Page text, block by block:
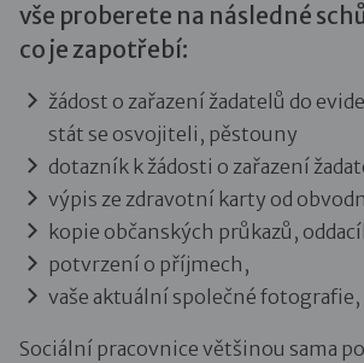
vše proberete na následné
co je zapotřebí:
žádost o zařazení žadatelů do
stát se osvojiteli, pěstouny
dotazník k žádosti o zařazení
výpis ze zdravotní karty od
kopie občanských průkazů,
potvrzení o příjmech,
vaše aktuální společné fotografie,
Sociální pracovnice většinou sama